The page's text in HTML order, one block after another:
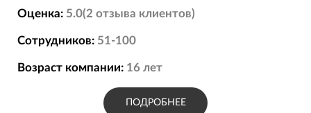
масштабирование.
Такой подход позволяет создавать решения,
которые остаются эффективными по мере
Оценка: 5.0(2 отзыва клиентов)
Сотрудников: 51-100
Возраст компании: 16 лет
ПОДРОБНЕЕ